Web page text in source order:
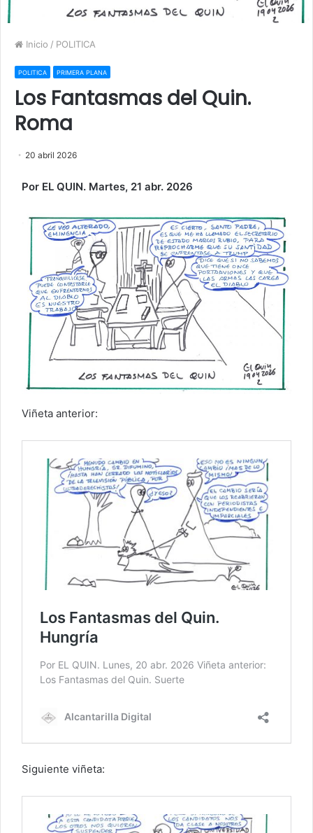
Inicio / POLITICA
POLITICA PRIMERA PLANA
Los Fantasmas del Quin.
Roma
20 abril 2026
Por EL QUIN. Martes, 21 abr. 2026
Viñeta anterior:
Siguiente viñeta: